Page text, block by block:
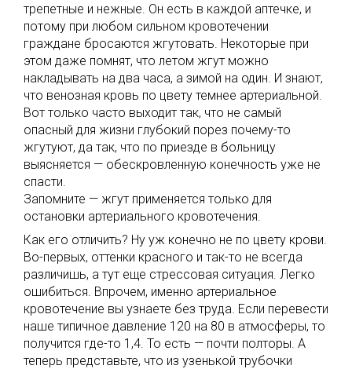
трепетные и нежные. Он есть в каждой аптечке, и
потому при любом сильном кровотечении
граждане бросаются жгутовать. Некоторые при
этом даже помнят, что летом жгут можно
накладывать на два часа, а зимой на один. И знают,
что венозная кровь по цвету темнее артериальной.
Вот только часто выходит так, что не самый
опасный для жизни глубокий порез почему-то
жгутуют, да так, что по приезде в больницу
выясняется — обескровленную конечность уже не
спасти.
Запомните — жгут применяется только для
остановки артериального кровотечения.
Как его отличить? Ну уж конечно не по цвету крови.
Во-первых, оттенки красного и так-то не всегда
различишь, а тут еще стрессовая ситуация. Легко
ошибиться. Впрочем, именно артериальное
кровотечение вы узнаете без труда. Если перевести
наше типичное давление 120 на 80 в атмосферы, то
получится где-то 1,4. То есть — почти полторы. А
теперь представьте, что из узенькой трубочки